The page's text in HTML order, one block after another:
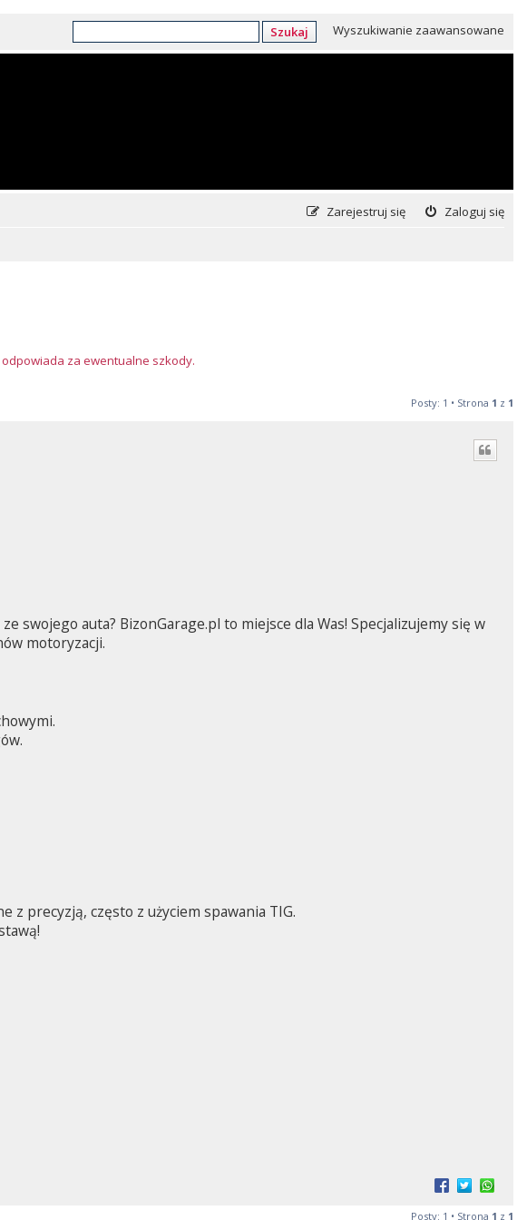
Szukaj Wyszukiwanie zaawansowane
Zaloguj się
Zarejestruj się
za ewentualne szkody.
Posty: 1 • Strona 1 z 1
swojego auta? BizonGarage.pl to miejsce dla Was! Specjalizujemy się w
motoryzacji.
z precyzją, często z użyciem spawania TIG.
Posty: 1 • Strona 1 z 1